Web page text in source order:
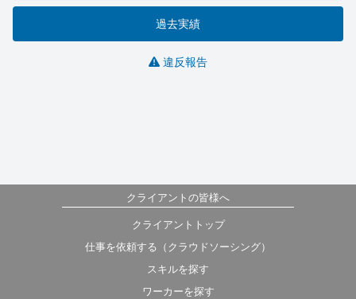
過去実績
違反報告
クライアントの皆様へ
クライアントトップ
仕事を依頼する（クラウドソーシング）
スキルを探す
ワーカーを探す